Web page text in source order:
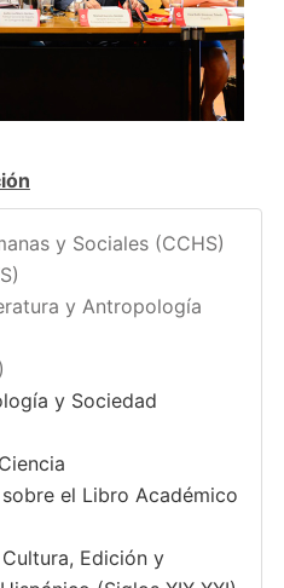
y Sociales (CCHS)
y Antropología
y Sociedad
el Libro Académico
Edición y